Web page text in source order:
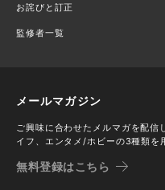
お詫びと訂正
監修者一覧
メールマガジン
ご興味に合わせたメルマガを配
イフ、エンタメ/ホビーの3種類を
無料登録はこちら